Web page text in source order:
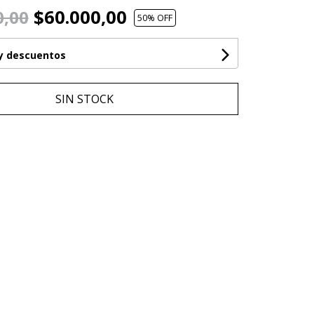
$60.000,00 50% OFF
descuentos
SIN STOCK